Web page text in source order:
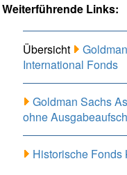
Weiterführende Links:
Übersicht
International Fonds
Goldman Sachs
ohne
Historische Fonds